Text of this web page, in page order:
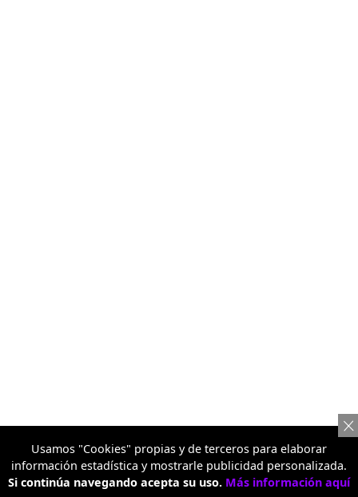
Usamos "Cookies" propias y de terceros para elaborar
información estadística y mostrarle publicidad personalizada.
Si continúa navegando acepta su uso. Más información aquí